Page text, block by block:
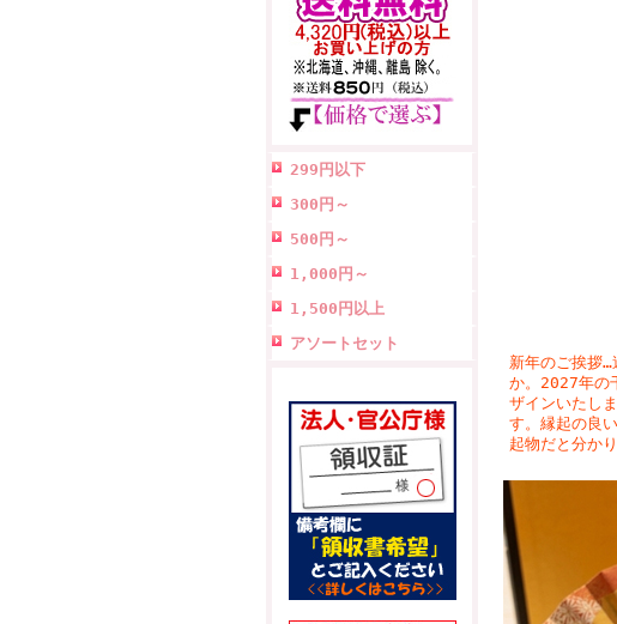
299円以下
300円～
500円～
1,000円～
1,500円以上
アソートセット
新年のご挨拶
か。2027年の
ザインいたし
す。縁起の良
起物だと分か